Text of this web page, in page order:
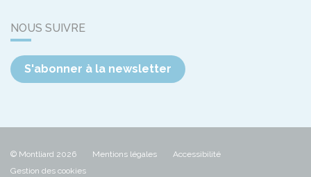
NOUS SUIVRE
S'abonner à la newsletter
© Montliard 2026 Mentions légales
Accessibilité
Gestion des cookies